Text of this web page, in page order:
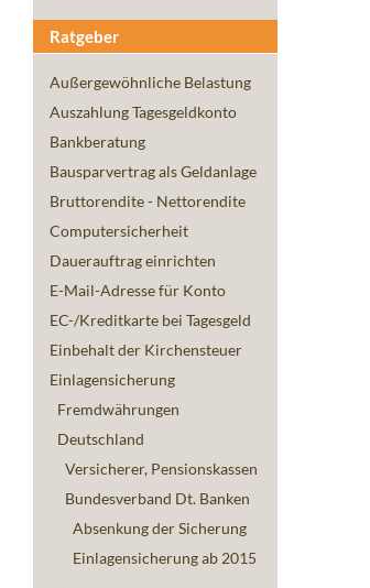
Ratgeber
Außergewöhnliche Belastung
Auszahlung Tagesgeldkonto
Bankberatung
Bausparvertrag als Geldanlage
Bruttorendite - Nettorendite
Computersicherheit
Dauerauftrag einrichten
E-Mail-Adresse für Konto
EC-/Kreditkarte bei Tagesgeld
Einbehalt der Kirchensteuer
Einlagensicherung
Fremdwährungen
Deutschland
Versicherer, Pensionskassen
Bundesverband Dt. Banken
Absenkung der Sicherung
Einlagensicherung ab 2015